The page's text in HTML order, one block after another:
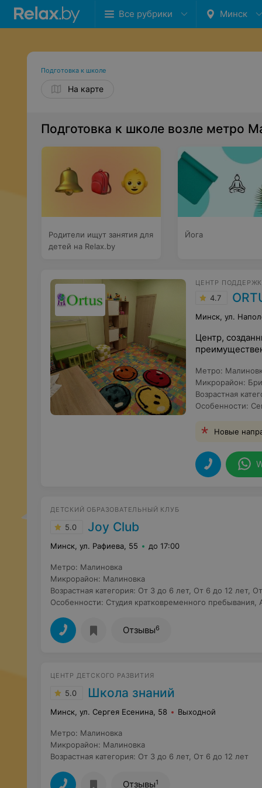
Все рубрики Минск
Подготовка к школе
На карте
Подготовка к школе возле метро
Родители ищут занятия для
детей на Relax.by
Йога
ЦЕНТР
4.7
Минск, ул.
Центр,
Метро:
Микрорайон:
Возрастная
Особенности:
Новые
ДЕТСКИЙ ОБРАЗОВАТЕЛЬНЫЙ КЛУБ
5.0 Joy Club
Минск, ул. Рафиева, 55 до 17:00
Метро: Малиновка
Микрорайон: Малиновка
Возрастная категория: От 3 до 6 лет, От 6 до 12 лет,
Особенности: Студия кратковременного пребывания
Отзывы6
ЦЕНТР ДЕТСКОГО РАЗВИТИЯ
5.0 Школа знаний
Минск, ул. Сергея Есенина, 58 Выходной
Метро: Малиновка
Микрорайон: Малиновка
Возрастная категория: От 3 до 6 лет, От 6 до 12 лет
Отзывы1